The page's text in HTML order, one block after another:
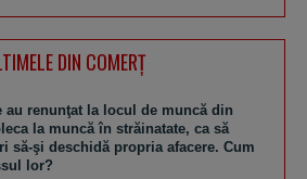
DIN COMERȚ
au renunţat la locul de muncă din
la muncă în străinatate, ca să
să-şi deschidă propria afacere. Cum
lor?